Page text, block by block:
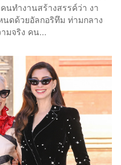
ทำงานสร้างสรรค์ว่า งา
ดด้วยอัลกอริทึม ท่ามกลาง
มจริง คน...